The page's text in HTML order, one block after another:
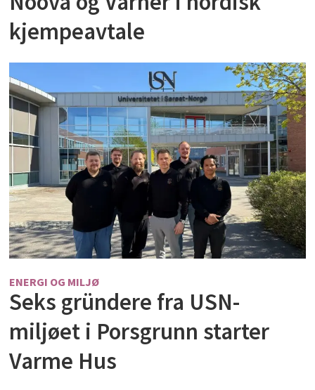
kjempeavtale
ENERGI OG MILJØ
Seks gründere fra USN-
miljøet i Porsgrunn starter
Varme Hus